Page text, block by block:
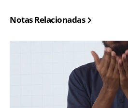
Notas Relacionadas